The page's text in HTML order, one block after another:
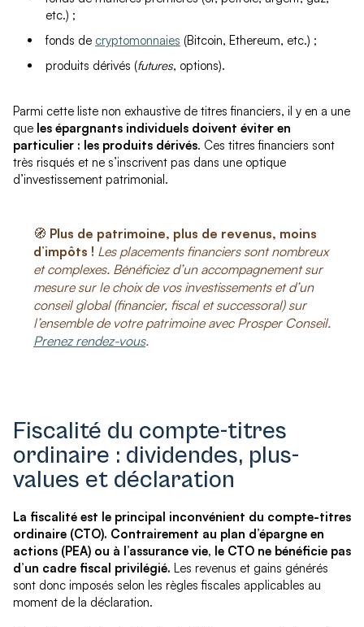
etc.) ;
fonds de cryptomonnaies (Bitcoin, Ethereum, etc.) ;
produits dérivés (futures, options).
Parmi cette liste non exhaustive de titres financiers, il y en a une
que les épargnants individuels doivent éviter en
particulier : les produits dérivés. Ces titres financiers sont
très risqués et ne s’inscrivent pas dans une optique
d’investissement patrimonial.
🧭 Plus de patrimoine, plus de revenus, moins
d’impôts ! Les placements financiers sont nombreux
et complexes. Bénéficiez d’un accompagnement sur
mesure sur le choix de vos investissements et d’un
conseil global (financier, fiscal et successoral) sur
l’ensemble de votre patrimoine avec Prosper Conseil.
Prenez rendez-vous.
Fiscalité du compte-titres
ordinaire : dividendes, plus-
values et déclaration
La fiscalité est le principal inconvénient du compte-titres
ordinaire (CTO). Contrairement au plan d’épargne en
actions (PEA) ou à l’assurance vie, le CTO ne bénéficie pas
d’un cadre fiscal privilégié. Les revenus et gains générés
sont donc imposés selon les règles fiscales applicables au
moment de la déclaration.